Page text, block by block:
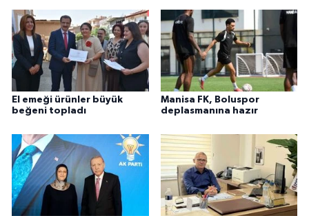
El emeği ürünler büyük
beğeni topladı
Manisa FK, Boluspor
deplasmanına hazır